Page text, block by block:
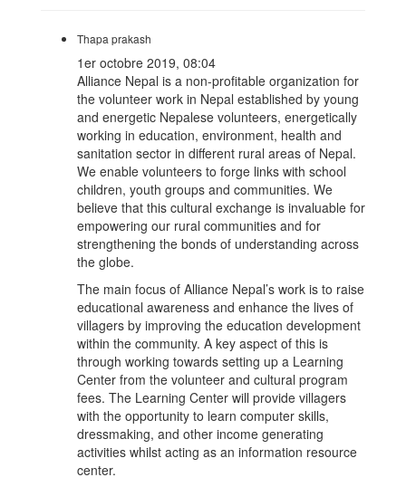
Thapa prakash
1er octobre 2019, 08:04
Alliance Nepal is a non-profitable organization for
the volunteer work in Nepal established by young
and energetic Nepalese volunteers, energetically
working in education, environment, health and
sanitation sector in different rural areas of Nepal.
We enable volunteers to forge links with school
children, youth groups and communities. We
believe that this cultural exchange is invaluable for
empowering our rural communities and for
strengthening the bonds of understanding across
the globe.
The main focus of Alliance Nepal’s work is to raise
educational awareness and enhance the lives of
villagers by improving the education development
within the community. A key aspect of this is
through working towards setting up a Learning
Center from the volunteer and cultural program
fees. The Learning Center will provide villagers
with the opportunity to learn computer skills,
dressmaking, and other income generating
activities whilst acting as an information resource
center.